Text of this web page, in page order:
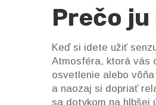
Prečo
Keď si idete užiť
Atmosféra, ktorá vás
osvetlenie alebo
a naozaj si dopriať
sa dotykom na hlbšej